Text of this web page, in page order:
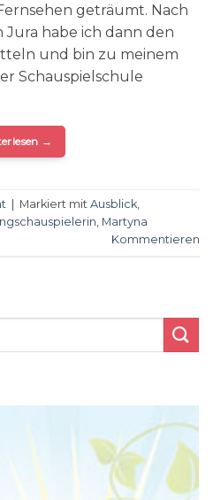
geträumt. Nach
habe ich dann den
und bin zu meinem
Schauspielschule
→
Markiert mit Ausblick
Martyna
Kommentieren